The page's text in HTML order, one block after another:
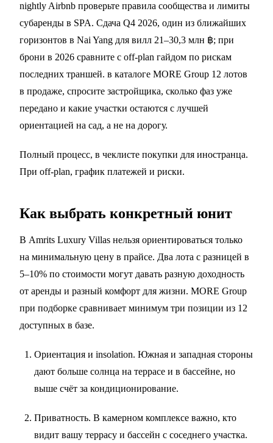
nightly Airbnb проверьте правила сообщества и лимиты
субаренды в SPA. Сдача Q4 2026, один из ближайших
горизонтов в Nai Yang для вилл 21–30,3 млн ฿; при
брони в 2026 сравните с off-plan гайдом по рискам
последних траншей. в каталоге MORE Group 12 лотов
в продаже, спросите застройщика, сколько фаз уже
передано и какие участки остаются с лучшей
ориентацией на сад, а не на дорогу.
Полный процесс, в чеклисте покупки для иностранца.
При off-plan, график платежей и риски.
Как выбрать конкретный юнит
В Amrits Luxury Villas нельзя ориентироваться только
на минимальную цену в прайсе. Два лота с разницей в
5–10% по стоимости могут давать разную доходность
от аренды и разный комфорт для жизни. MORE Group
при подборке сравнивает минимум три позиции из 12
доступных в базе.
Ориентация и insolation. Южная и западная стороны
дают больше солнца на террасе и в бассейне, но
выше счёт за кондиционирование.
Приватность. В камерном комплексе важно, кто
видит вашу террасу и бассейн с соседнего участка.